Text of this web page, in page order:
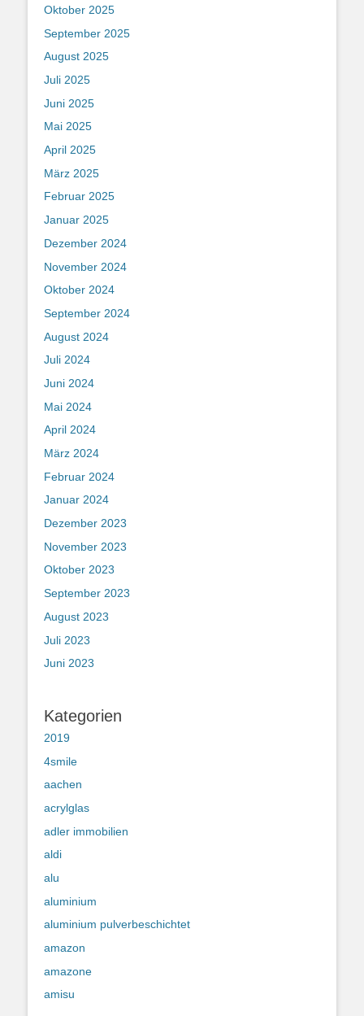
Oktober 2025
September 2025
August 2025
Juli 2025
Juni 2025
Mai 2025
April 2025
März 2025
Februar 2025
Januar 2025
Dezember 2024
November 2024
Oktober 2024
September 2024
August 2024
Juli 2024
Juni 2024
Mai 2024
April 2024
März 2024
Februar 2024
Januar 2024
Dezember 2023
November 2023
Oktober 2023
September 2023
August 2023
Juli 2023
Juni 2023
Kategorien
2019
4smile
aachen
acrylglas
adler immobilien
aldi
alu
aluminium
aluminium pulverbeschichtet
amazon
amazone
amisu